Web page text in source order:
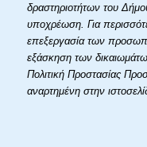
δραστηριοτήτων του
υποχρέωση. Για
επεξεργασία των
εξάσκηση των
Πολιτική Προστασίας
αναρτημένη στην